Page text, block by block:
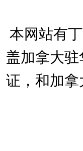
本网站有
盖加拿大
证，和加